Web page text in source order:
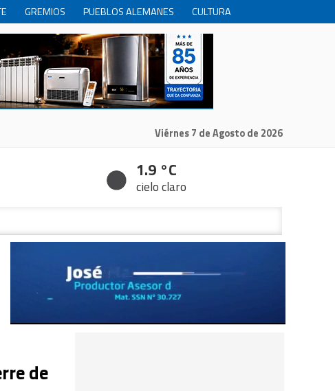
GREMIOS PUEBLOS ALEMANES
CULTURA
INTERNACIONALES PRODUCCION
Viérnes 7 de Agosto de 2026
1.9 °C
cielo claro
de